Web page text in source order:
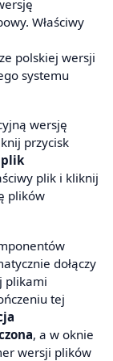
Właściwy
polskiej wersji
systemu
wersję
przycisk
plik i kliknij
plików
dołączy
plikami
tej
, a w oknie
wersji plików